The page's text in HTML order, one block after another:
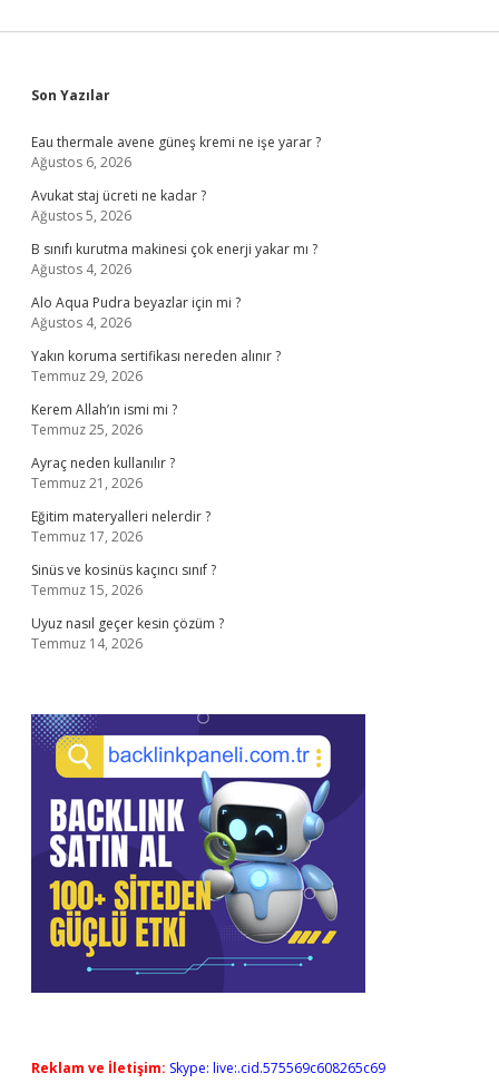
Sidebar
Son Yazılar
Eau thermale avene güneş kremi ne işe yarar ?
Ağustos 6, 2026
Avukat staj ücreti ne kadar ?
Ağustos 5, 2026
B sınıfı kurutma makinesi çok enerji yakar mı ?
Ağustos 4, 2026
Alo Aqua Pudra beyazlar için mi ?
Ağustos 4, 2026
Yakın koruma sertifikası nereden alınır ?
Temmuz 29, 2026
Kerem Allah’ın ismi mi ?
Temmuz 25, 2026
Ayraç neden kullanılır ?
Temmuz 21, 2026
Eğitim materyalleri nelerdir ?
Temmuz 17, 2026
Sinüs ve kosinüs kaçıncı sınıf ?
Temmuz 15, 2026
Uyuz nasıl geçer kesin çözüm ?
Temmuz 14, 2026
Reklam ve İletişim: Skype: live:.cid.575569c608265c69